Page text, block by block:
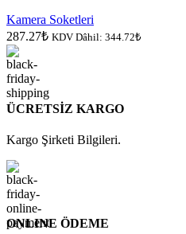
Kamera Soketleri
287.27₺ KDV Dâhil: 344.72₺
ÜCRETSİZ KARGO
Kargo Şirketi Bilgileri.
ONLINE ÖDEME